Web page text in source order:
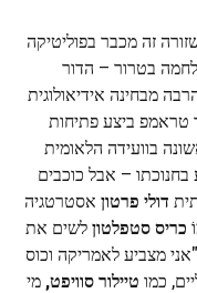
זה מכבר בפוליטיקה
בטרור – הדור
מבחינה אידיאולוגית
טראמפ ביצע פתיחות
בוועידה הלאומית
בחנוכתו – אבל כוכבים
דולי פרטון אסטרטגיה
כריס סטפלטוןלשים את
מצביע לאמריקה וכוס
כמו טיילור סוויפט, מי